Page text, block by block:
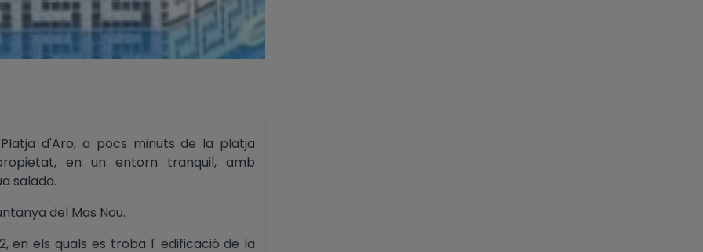
d'Aro, a pocs minuts de la platja
en un entorn tranquil, amb
salada.
del Mas Nou.
en els quals es troba l' edificació de la